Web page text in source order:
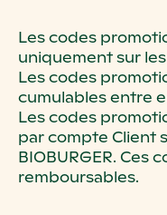
Les codes
uniquement sur
Les codes
cumulables entre
Les codes
par compte Client
BIOBURGER. Ces
remboursables.